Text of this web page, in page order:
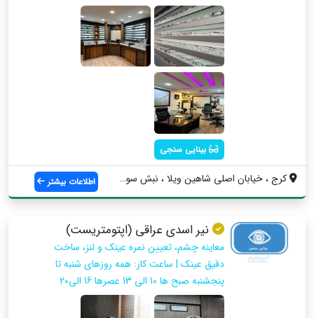
بینایی سنجی
کرج ، خیابان اصلی شاهین ویلا ، نبش سوم ش... اطلاعات بیشتر
نیر اسدی عراقی (اپتومتریست)
معاینه چشم، تعیین نمره عینک و لنز، ساخت
دقیق عینک | ساعت کار: همه روزهای شنبه تا
پنجشنبه صبح ها 10 الی 13 عصرها 16 الی20